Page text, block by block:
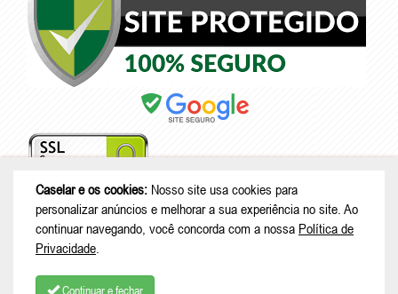
© Copyright 2026 - Caselar - CNPJ: 05.101.950/0001-26 |Rodovia
Deputado Genésio Tureck, 222 - Boehmerwald - São Bento do Sul - SC
Caselar e os cookies: Nosso site usa cookies para
personalizar anúncios e melhorar a sua experiência no site. Ao
continuar navegando, você concorda com a nossa Política de
Privacidade
Continuar e fechar